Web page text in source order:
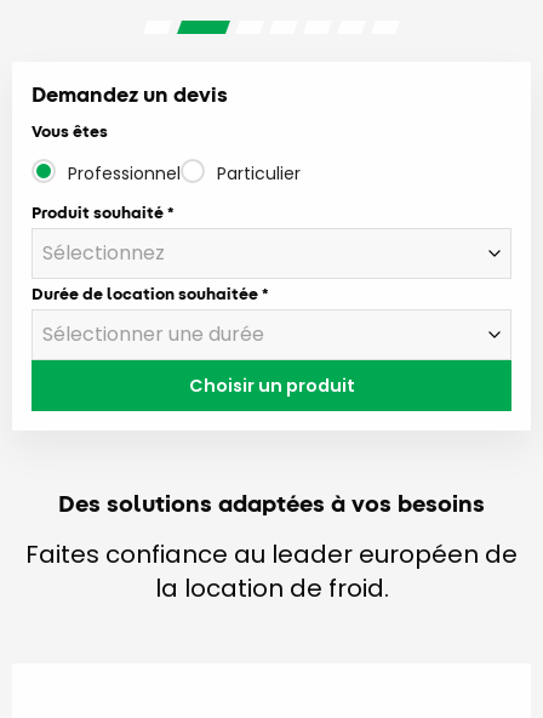
Demandez un devis
Vous êtes
Professionnel Particulier
Produit souhaité
Durée de location souhaitée
Choisir un produit
Des solutions adaptées à vos besoins
Faites confiance au leader européen de
la location de froid.